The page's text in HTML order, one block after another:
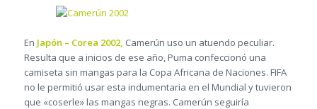
En Japón – Corea 2002, Camerún uso un atuendo peculiar.
Resulta que a inicios de ese año, Puma confeccionó una
camiseta sin mangas para la Copa Africana de Naciones. FIFA
no le permitió usar esta indumentaria en el Mundial y tuvieron
que «coserle» las mangas negras. Camerún seguiría